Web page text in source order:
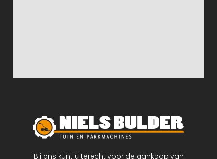
Bij ons kunt u terecht voor de aankoop van